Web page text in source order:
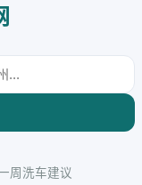
周洗车建议